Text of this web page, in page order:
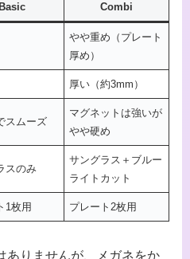
Basic Combi
やや重め（プレート
厚め）
厚い（約3mm）
スムーズ
マグネットは強いが
やや硬め
スのみ
サングラス＋ブルー
ライトカット
1枚用 プレート2枚用
ありませんが、メガネをか